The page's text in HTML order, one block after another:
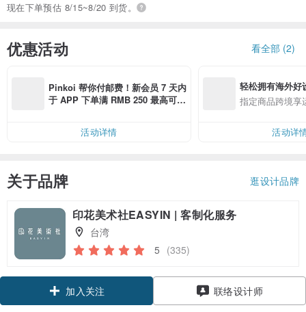
现在下单预估 8/15~8/20 到货。
优惠活动 看全部 (2)
Pinkoi 帮你付邮费！新会员 7 天内
于 APP 下单满 RMB 250 最高可折
活动详情
轻松拥有海外好
指定商品跨境享
活动详
关于品牌 逛设计品牌
印花美术社EASYIN | 客制化服务
台湾
5 (335)
加入关注 联络设计师